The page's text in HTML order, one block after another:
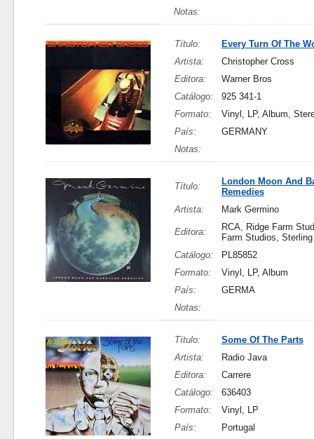
Notas:
Título:
Every Turn Of The
Artista:
Christopher Cross
Editora:
Warner Bros
Catálogo:
925 341-1
Formato:
Vinyl, LP, Album,
País:
GERMANY
Notas:
Título:
London Moon And
Remedies
Artista:
Mark Germino
Editora:
RCA, Ridge Farm
Farm Studios,
Catálogo:
PL85852
Formato:
Vinyl, LP, Album
País:
GERMA
Notas:
Título:
Some Of The Parts
Artista:
Radio Java
Editora:
Carrere
Catálogo:
636403
Formato:
Vinyl, LP
País:
Portugal